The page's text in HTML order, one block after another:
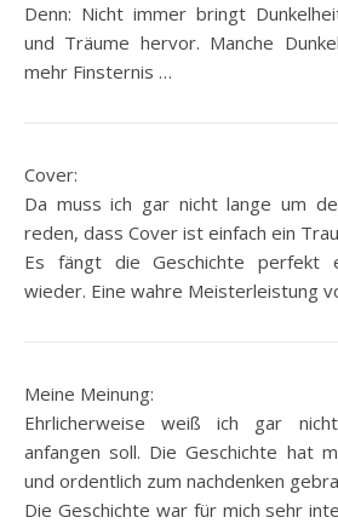
Denn: Nicht immer bringt
und Träume hervor. Manche
mehr Finsternis …
Cover:
Da muss ich gar nicht lange um
reden, dass Cover ist einfach ein
Es fängt die Geschichte perfekt
wieder. Eine wahre Meisterleistung
Meine Meinung:
Ehrlicherweise weiß ich gar
anfangen soll. Die Geschichte hat
und ordentlich zum nachdenken
Die Geschichte war für mich sehr